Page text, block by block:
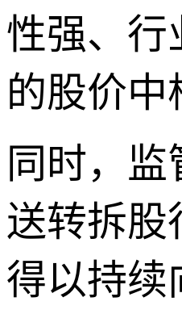
性强、行
的股价中
同时，
送转拆股
得以持续